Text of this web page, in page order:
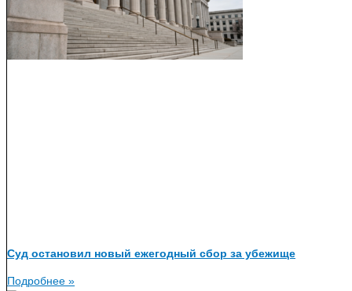
Суд остановил новый ежегодный сбор за убежище
Подробнее »